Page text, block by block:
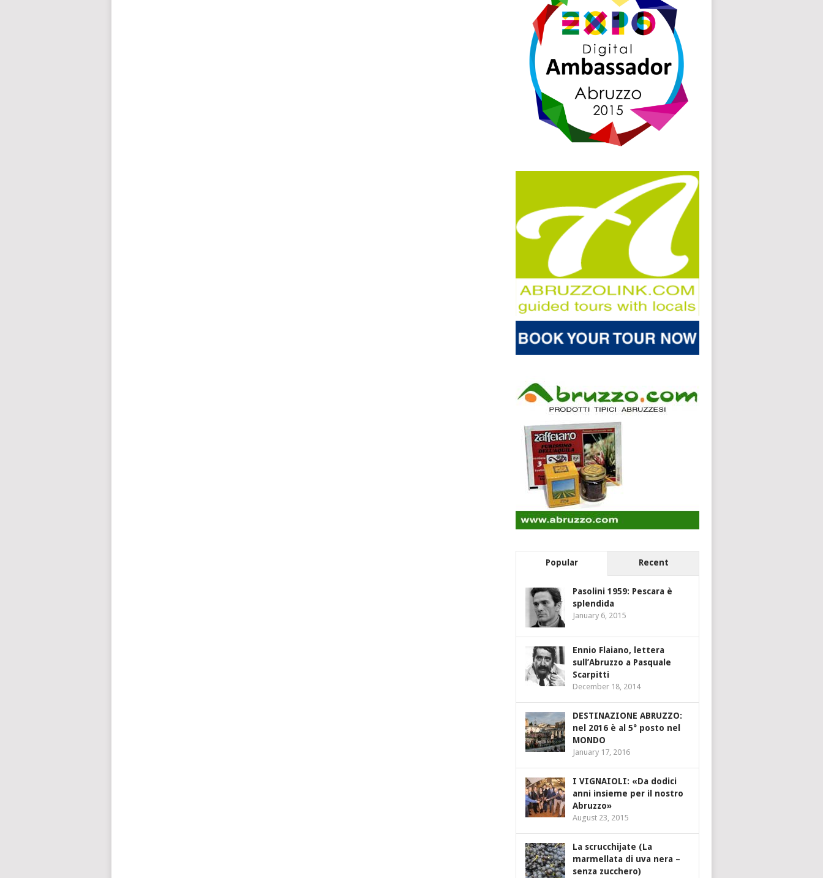
Popular Recent
Pasolini 1959: Pescara è
splendida
January 6, 2015
Ennio Flaiano, lettera
sull’Abruzzo a Pasquale
Scarpitti
December 18, 2014
DESTINAZIONE ABRUZZO:
nel 2016 è al 5° posto nel
MONDO
January 17, 2016
I VIGNAIOLI: «Da dodici
anni insieme per il nostro
Abruzzo»
August 23, 2015
La scrucchijate (La
marmellata di uva nera –
senza zucchero)